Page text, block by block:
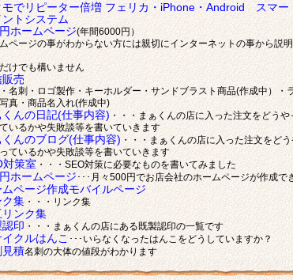
モでリピーター倍増 フェリカ・iPhone・Android スマー
ントシステム
ホームページ(年間6000円）
ページの事がわからない方には親切にインターネットの事から説
けでも構いません
売
名刺・ロゴ製作・キーホルダー・サンドブラスト商品(作成中）・
真・商品名入れ(作成中)
くんの日記(仕事内容) ・・・まぁくんの店に入った注文をどう
いるかや失敗談等を書いていきます
くんのブログ(仕事内容)・・・まぁくんの店に入った注文をど
ているかや失敗談等を書いていきます
対策室 ・・・SEO対策に必要なものを書いてみました
ホームページ･･･月々500円でお店会社のホームページが作成で
ムページ作成モバイルページ
ク集・・・リンク集
リンク集
認印・・・まぁくんの店にある既製認印の一覧です
イクルはんこ･･･いらなくなったはんこをどうしていますか？
見積名刺の大体の値段がわかります